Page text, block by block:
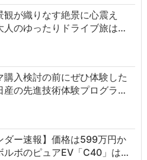
観が織りなす絶景に心震え
人のゆったりドライブ旅は…
購入検討の前にぜひ体験した
産の先進技術体験プログラ…
ダー速報】価格は599万円か
ルボのピュアEV「C40」は…